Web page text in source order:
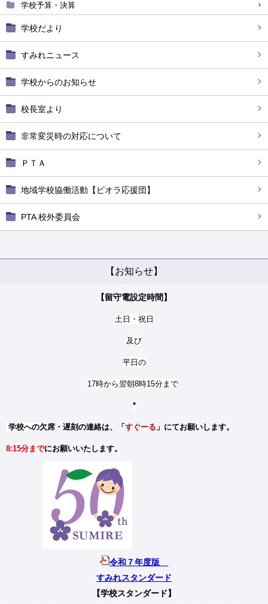
学校予算・決算
学校だより
すみれニュース
学校からのお知らせ
校長室より
非常変災時の対応について
ＰＴＡ
地域学校協働活動【ビオラ応援団】
PTA 校外委員会
【お知らせ】
【留守電設定時間】
土日・祝日
及び
平日の
17時から翌朝8時15分まで
*
学校への欠席・遅刻の連絡は、「 すぐーる 」にてお願いします。
8:15分までにお願いいたします。
令和７年度版
すみれスタンダード
【学校スタンダード】